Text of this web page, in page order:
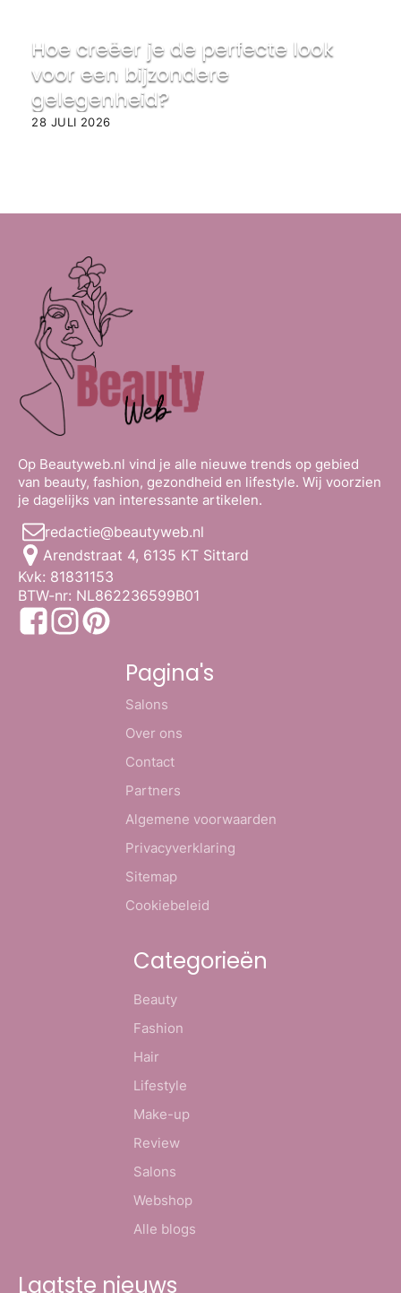
Hoe creëer je de perfecte look
voor een bijzondere
gelegenheid?
28 JULI 2026
Op Beautyweb.nl vind je alle nieuwe trends op gebied
van beauty, fashion, gezondheid en lifestyle. Wij voorzien
je dagelijks van interessante artikelen.
redactie@beautyweb.nl
Arendstraat 4, 6135 KT Sittard
Kvk: 81831153
BTW-nr: NL862236599B01
Pagina's
Salons
Over ons
Contact
Partners
Algemene voorwaarden
Privacyverklaring
Sitemap
Cookiebeleid
Categorieën
Beauty
Fashion
Hair
Lifestyle
Make-up
Review
Salons
Webshop
Alle blogs
Laatste nieuws